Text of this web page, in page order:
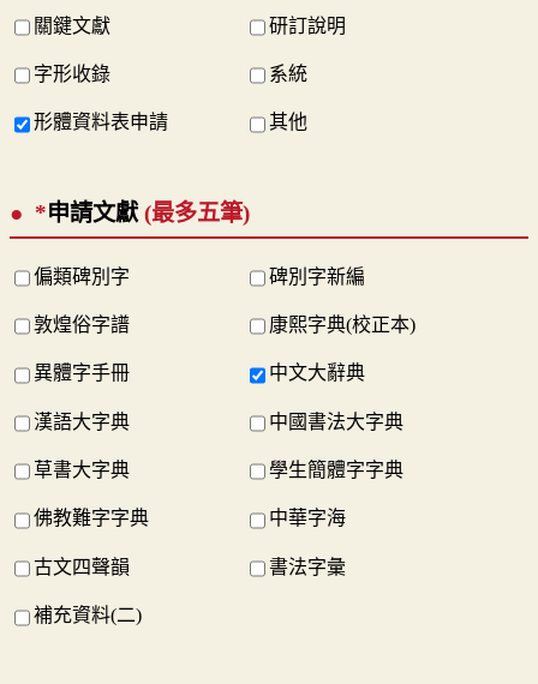
關鍵文獻 研訂說明
字形收錄 系統
形體資料表申請 其他
*申請文獻 (最多五筆)
偏類碑別字 碑別字新編
敦煌俗字譜 康熙字典(校正本)
異體字手冊 中文大辭典
漢語大字典 中國書法大字典
草書大字典 學生簡體字字典
佛教難字字典 中華字海
古文四聲韻 書法字彙
補充資料(二)